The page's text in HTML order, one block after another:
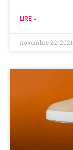
LIRE »
novembre 22, 2021